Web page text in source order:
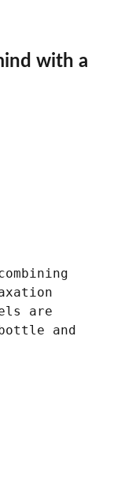
with a
are
and